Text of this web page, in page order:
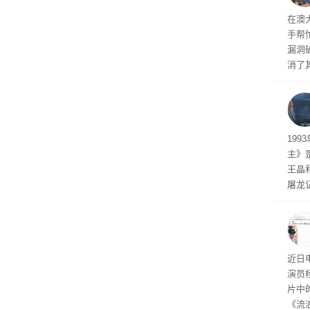
破
在澳
手帮
漏洞
消了
自
工智
1993
主》
王晶
屠龙
0后
近日
演员
片中
《